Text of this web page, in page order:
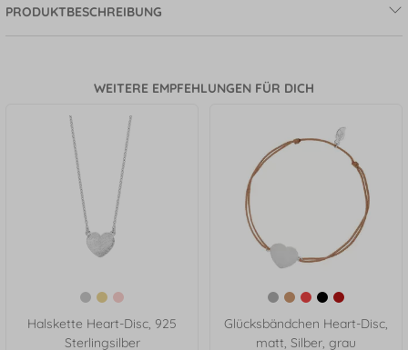
PRODUKTBESCHREIBUNG
WEITERE EMPFEHLUNGEN FÜR DICH
Halskette Heart-Disc, 925
Sterlingsilber
Glücksbändchen Heart-Disc,
matt, Silber, grau